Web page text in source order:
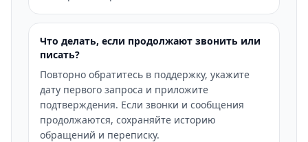
Что делать, если продолжают звонить или
писать?
Повторно обратитесь в поддержку, укажите
дату первого запроса и приложите
подтверждения. Если звонки и сообщения
продолжаются, сохраняйте историю
обращений и переписку.